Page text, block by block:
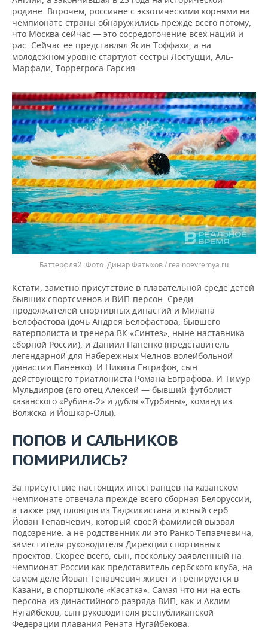
родине. Впрочем, россияне с экзотическими корнями на
чемпионате страны обнаружились прежде всего потому,
что Москва сейчас — это сосредоточение всех наций и
рас. Сейчас ее представлял Ясин Тоффахи, а на
молодежном уровне стартуют сестры Лостуцци, Аль-
Марфади, Торрегроса-Гарсия.
Баттерфляй. Динар Фатыхов / realnoevremya.ru
Кстати, заметно присутствие в плавательной среде детей
бывших спортсменов и ВИП-персон. Среди
продолжателей спортивных династий и Милана
Белофастова (дочь Андрея Белофастова, бывшего
ватерполиста и тренера ВК «Синтез», ныне наставника
сборной России), и Даниил Паненко (представитель
легендарной для Набережных Челнов волейбольной
династии Паненко). И Никита Евграфов, сын
действующего триатлониста Романа Евграфова. И Тимур
Мульдияров (его отец Алексей — бывший футболист
казанского «Рубина-2» и дубля «Турбины», команд из
Волжска и Йошкар-Олы).
ПОПОВ И САЛЬНИКОВ
ПОМИРИЛИСЬ?
За присутствие настоящих иностранцев на казанском
чемпионате отвечала прежде всего сборная Белоруссии,
а также ряд пловцов из Таджикистана и юный серб
Йован Тепавчевич, который своей фамилией вызвал
подозрение: а не родственник ли это Ранко Тепавчевича,
заместителя руководителя Дирекции спортивных
проектов. Скорее всего, сын, поскольку заявленный на
чемпионат России как представитель сербского клуба, на
самом деле Йован Тепавчевич живет и тренируется в
Казани, в спортшколе «Касатка». Самая что ни на есть
персона из династийного разряда ВИП, как и Аклим
Нугайбеков, сын руководителя республиканской
Федерации плавания Рената Нугайбекова.